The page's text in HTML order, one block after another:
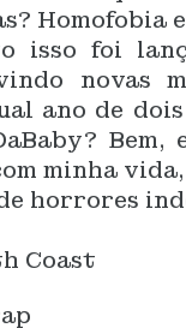
Homofobia
isso foi
novas
ano de
minha
de horrores
Coast